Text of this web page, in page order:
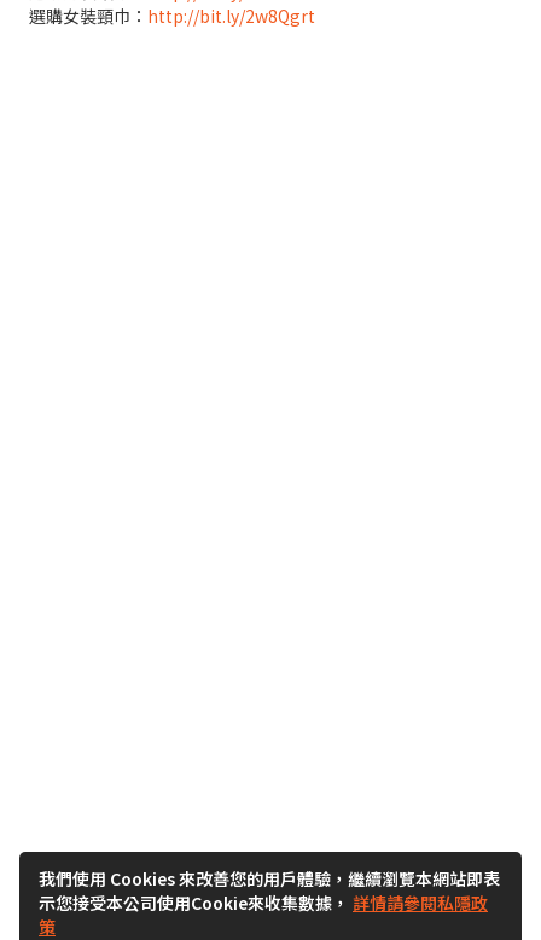
選購女裝頸巾： http://bit.ly/2w8Qgrt
我們使用 Cookies 來改善您的用戶體驗，繼續瀏覽本網站即表
示您接受本公司使用Cookie來收集數據， 詳情請參閱私隱政
策